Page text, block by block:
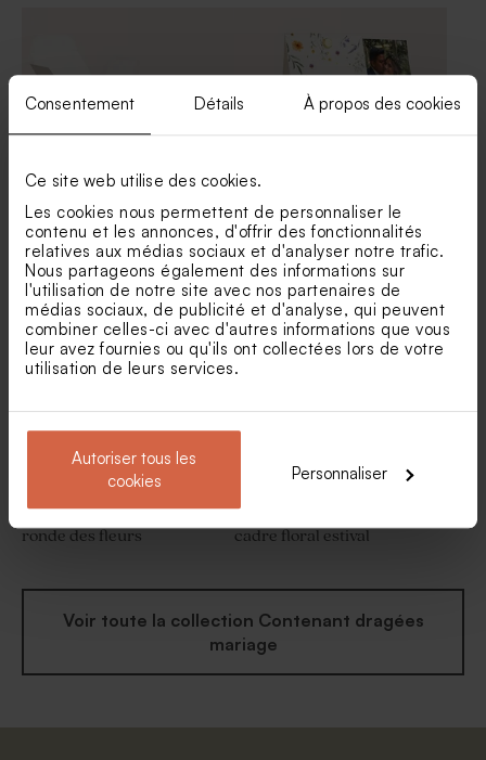
Consentement Détails À propos des cookies
Ce site web utilise des cookies.
Les cookies nous permettent de personnaliser le
contenu et les annonces, d'offrir des fonctionnalités
relatives aux médias sociaux et d'analyser notre trafic.
Nous partageons également des informations sur
l'utilisation de notre site avec nos partenaires de
médias sociaux, de publicité et d'analyse, qui peuvent
combiner celles-ci avec d'autres informations que vous
leur avez fournies ou qu'ils ont collectées lors de votre
utilisation de leurs services.
Autoriser tous les
cookies
Personnaliser
Sticker autocollant mariage
thème champêtre
Etiquette prénoms mariage
champêtre
Contenant à dragées
mariage bouquet floral rose
et blanc
Contenant à dragées
mariage fleurs des champs
ronde des fleurs
cadre floral estival
Voir toute la collection Contenant dragées
mariage